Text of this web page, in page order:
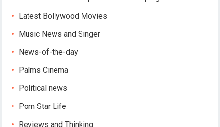
Latest Bollywood Movies
Music News and Singer
News-of-the-day
Palms Cinema
Political news
Porn Star Life
Reviews and Thinking